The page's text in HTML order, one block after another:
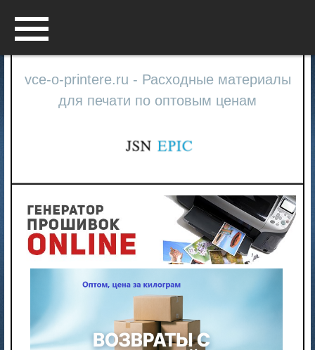
vce-o-printere.ru - Расходные материалы
для печати по оптовым ценам